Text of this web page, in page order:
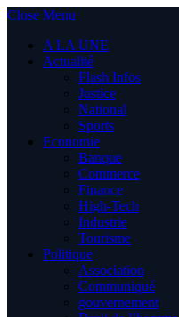
Close Menu
A LA UNE
Actualité
Flash Infos
Justice
National
Sports
Economie
Banque
Commerce
Finance
High-Tech
Industrie
Tourisme
Politique
Association
Communiqué
gouvernement